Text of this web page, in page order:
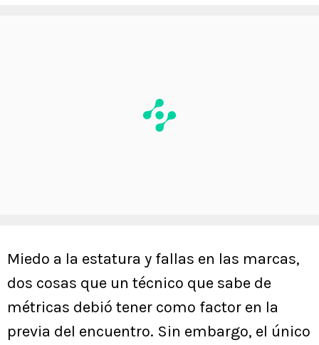
Miedo a la estatura y fallas en las marcas,
dos cosas que un técnico que sabe de
métricas debió tener como factor en la
previa del encuentro. Sin embargo, el único